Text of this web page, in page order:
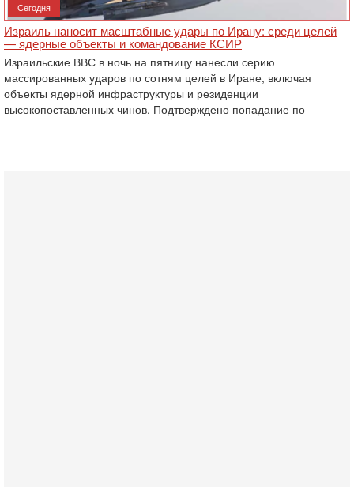
Сегодня
Израиль наносит масштабные удары по Ирану: среди целей
— ядерные объекты и командование КСИР
Израильские ВВС в ночь на пятницу нанесли серию
массированных ударов по сотням целей в Иране, включая
объекты ядерной инфраструктуры и резиденции
высокопоставленных чинов. Подтверждено попадание по